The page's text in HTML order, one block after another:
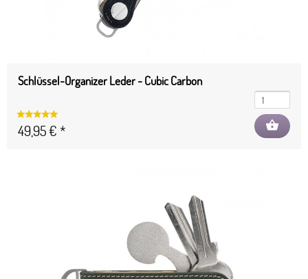
Schlüssel-Organizer Leder - Cubic Carbon
49,95 € * shopping_basket